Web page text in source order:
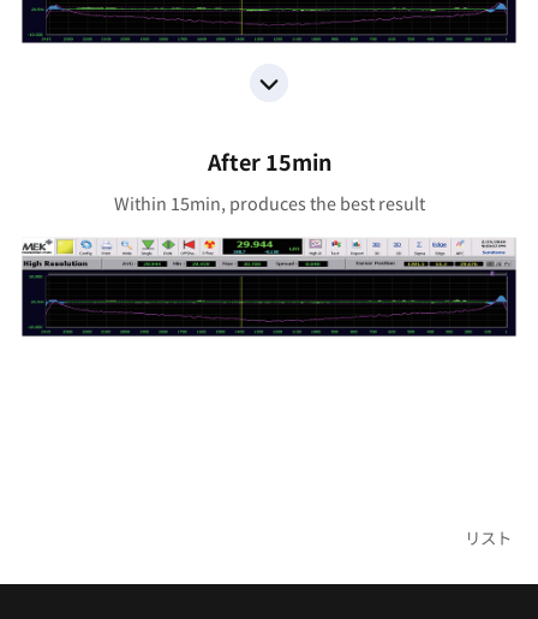
After 15min
Within 15min, produces the best result
リスト